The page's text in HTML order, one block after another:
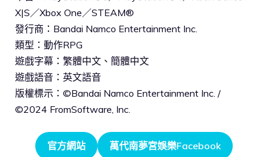
X|S／Xbox One／STEAM®
發行商：Bandai Namco Entertainment Inc.
類型：動作RPG
遊戲字幕：繁體中文、簡體中文
遊戲語音：英文語音
版權標示：©Bandai Namco Entertainment Inc. /
©2024 FromSoftware, Inc.
官方網站 萬代南夢宮娛樂Facebook